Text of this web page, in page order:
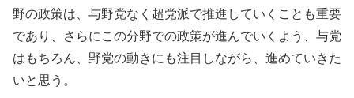
野の政策は、与野党なく超党派で推進していくことも重要
であり、さらにこの分野での政策が進んでいくよう、与党
はもちろん、野党の動きにも注目しながら、進めていきた
いと思う。